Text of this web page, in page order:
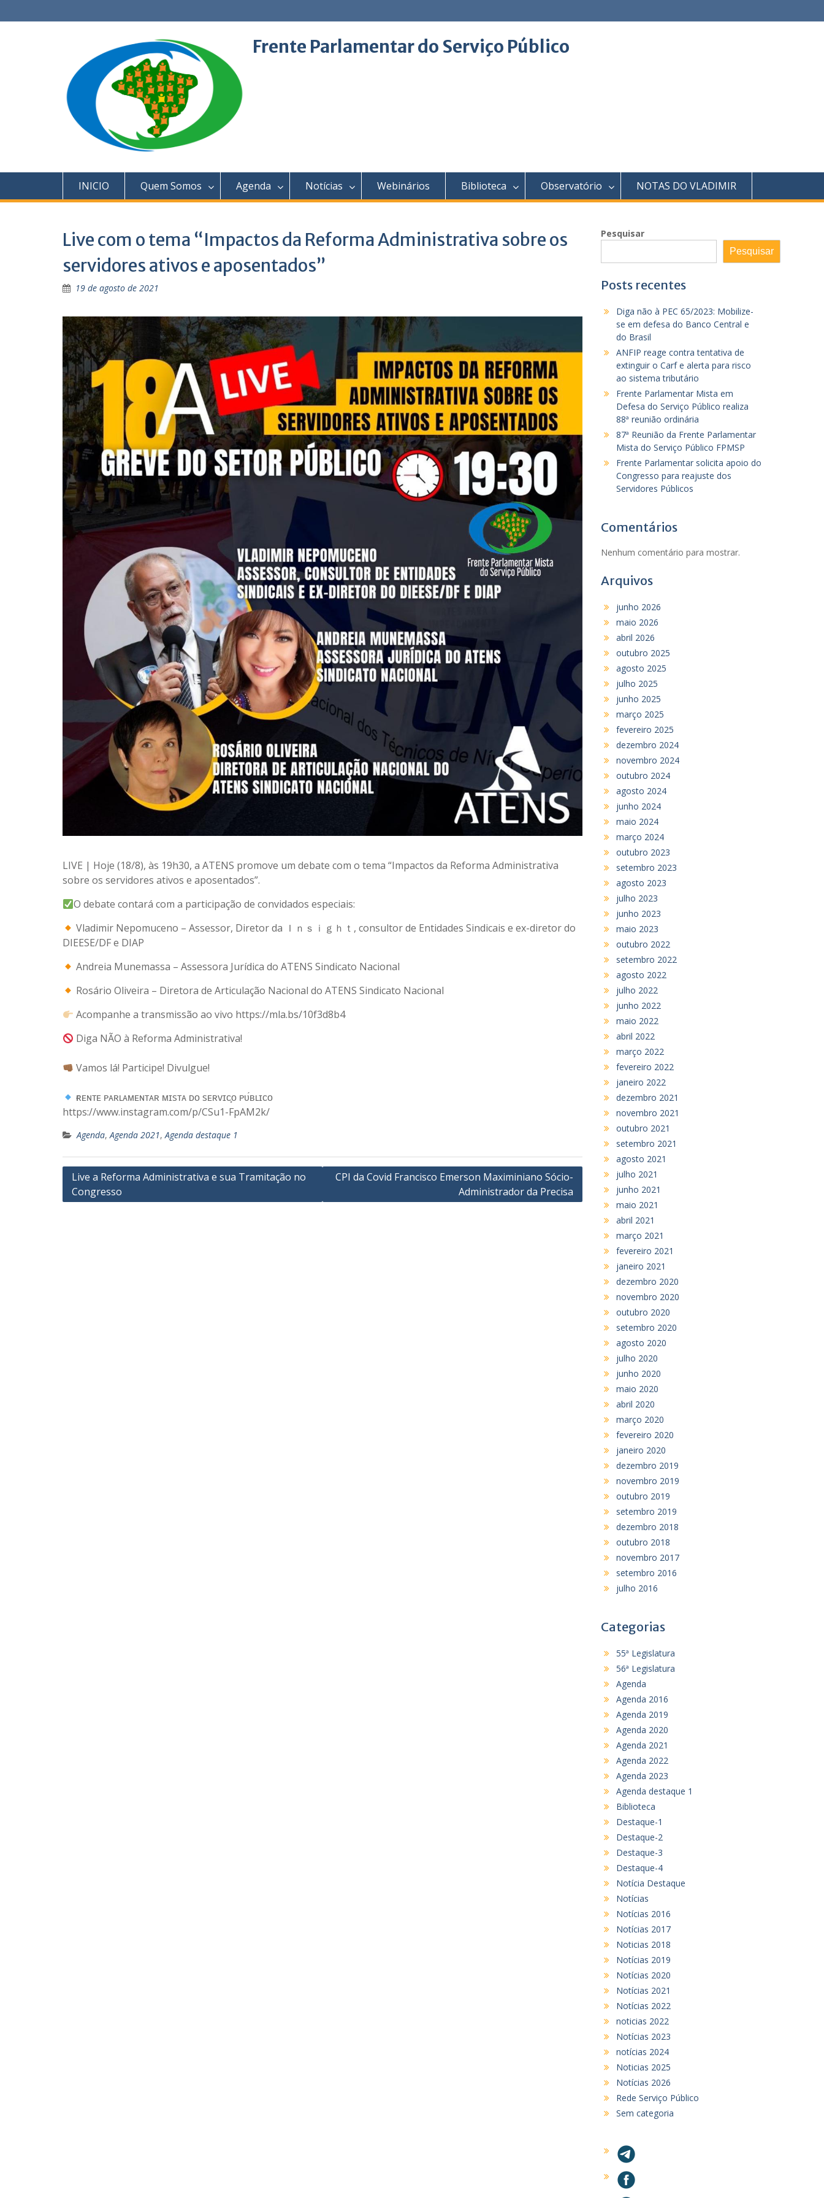
to
Frente Parlamentar do Serviço Público
INICIO Quem Somos Agenda Notícias Webinários Biblioteca Observatório NOTAS DO VLADIMIR
Live com o tema “Impactos da Reforma Administrativa sobre os
servidores ativos e aposentados”
19 de agosto de 2021
LIVE | Hoje (18/8), às 19h30, a ATENS promove um debate com o tema “Impactos da Reforma Administrativa
sobre os servidores ativos e aposentados”.
O debate contará com a participação de convidados especiais:
Vladimir Nepomuceno – Assessor, Diretor da Ｉｎｓｉｇｈｔ, consultor de Entidades Sindicais e ex-diretor do
DIEESE/DF e DIAP
Andreia Munemassa – Assessora Jurídica do ATENS Sindicato Nacional
Rosário Oliveira – Diretora de Articulação Nacional do ATENS Sindicato Nacional
Acompanhe a transmissão ao vivo https://mla.bs/10f3d8b4
Diga NÃO à Reforma Administrativa!
Vamos lá! Participe! Divulgue!
ғʀᴇɴᴛᴇ ᴘᴀʀʟᴀᴍᴇɴᴛᴀʀ ᴍɪsᴛᴀ ᴅᴏ sᴇʀᴠɪᴄ̧ᴏ ᴘᴜ́ʙʟɪᴄᴏ
https://www.instagram.com/p/CSu1-FpAM2k/
Agenda,Agenda 2021,Agenda destaque 1
Navegação
de
Live a Reforma Administrativa e sua Tramitação no
Congresso
CPI da Covid Francisco Emerson Maximiniano Sócio-
Administrador da Precisa
Pesquisar
Pesquisar
Posts recentes
Diga não à PEC 65/2023: Mobilize-
se em defesa do Banco Central e
do Brasil
ANFIP reage contra tentativa de
extinguir o Carf e alerta para risco
ao sistema tributário
Frente Parlamentar Mista em
Defesa do Serviço Público realiza
88ª reunião ordinária
87ª Reunião da Frente Parlamentar
Mista do Serviço Público FPMSP
Frente Parlamentar solicita apoio do
Congresso para reajuste dos
Servidores Públicos
Comentários
Nenhum comentário para mostrar.
Arquivos
junho 2026
maio 2026
abril 2026
outubro 2025
agosto 2025
julho 2025
junho 2025
março 2025
fevereiro 2025
dezembro 2024
novembro 2024
outubro 2024
agosto 2024
junho 2024
maio 2024
março 2024
outubro 2023
setembro 2023
agosto 2023
julho 2023
junho 2023
maio 2023
outubro 2022
setembro 2022
agosto 2022
julho 2022
junho 2022
maio 2022
abril 2022
março 2022
fevereiro 2022
janeiro 2022
dezembro 2021
novembro 2021
outubro 2021
setembro 2021
agosto 2021
julho 2021
junho 2021
maio 2021
abril 2021
março 2021
fevereiro 2021
janeiro 2021
dezembro 2020
novembro 2020
outubro 2020
setembro 2020
agosto 2020
julho 2020
junho 2020
maio 2020
abril 2020
março 2020
fevereiro 2020
janeiro 2020
dezembro 2019
novembro 2019
outubro 2019
setembro 2019
dezembro 2018
outubro 2018
novembro 2017
setembro 2016
julho 2016
Categorias
55ª Legislatura
56ª Legislatura
Agenda
Agenda 2016
Agenda 2019
Agenda 2020
Agenda 2021
Agenda 2022
Agenda 2023
Agenda destaque 1
Biblioteca
Destaque-1
Destaque-2
Destaque-3
Destaque-4
Notícia Destaque
Notícias
Notícias 2016
Notícias 2017
Noticias 2018
Notícias 2019
Notícias 2020
Notícias 2021
Notícias 2022
noticias 2022
Notícias 2023
notícias 2024
Noticias 2025
Notícias 2026
Rede Serviço Público
Sem categoria